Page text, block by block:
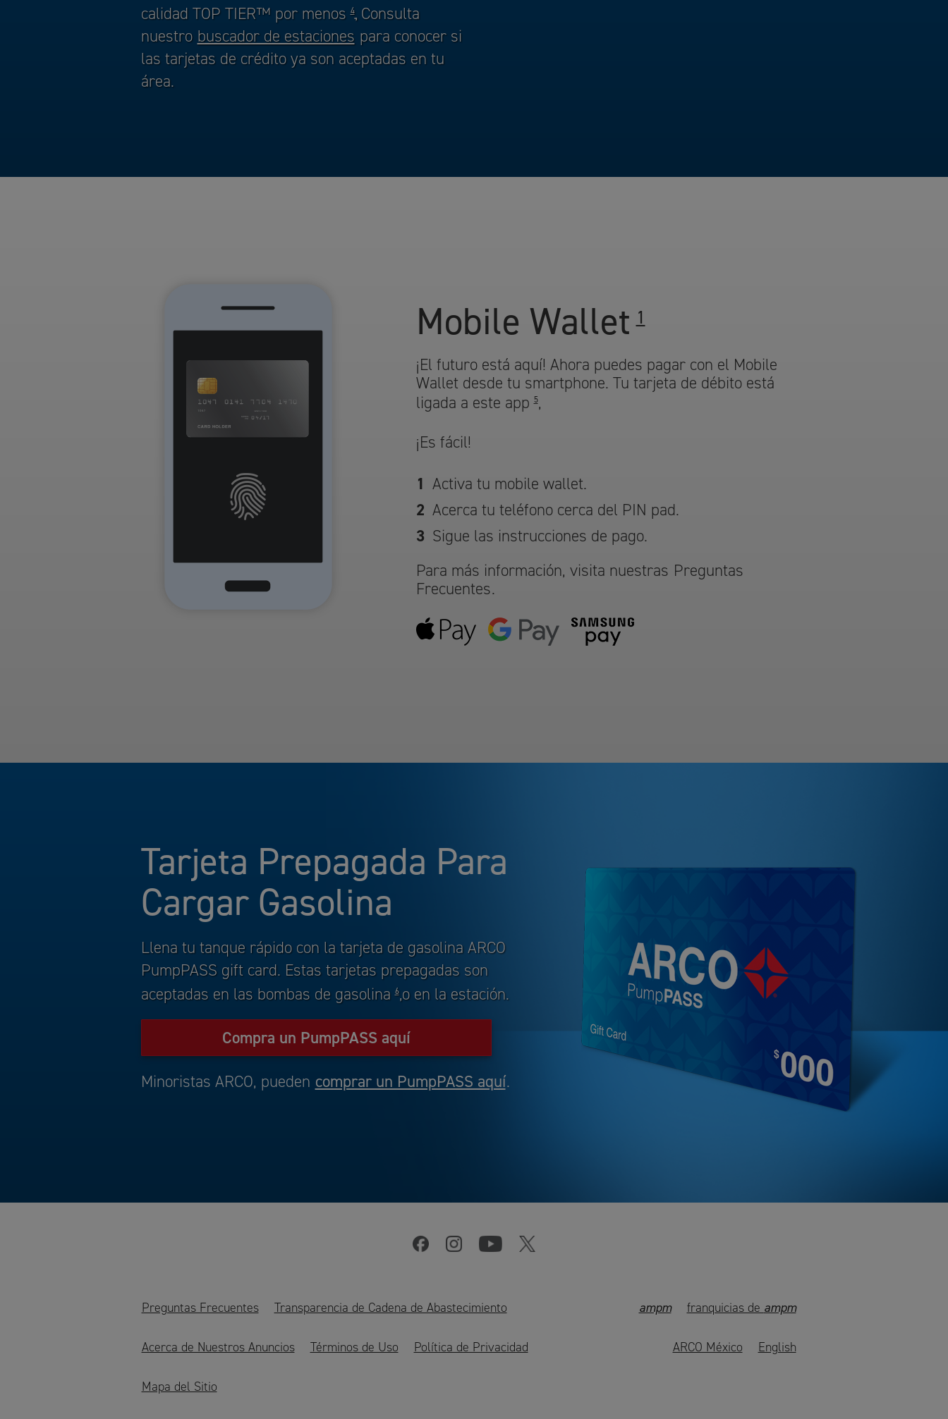
calidad TOP TIER™ por menos4,
. Consulta
nuestro buscador de estaciones para conocer si
las tarjetas de crédito ya son aceptadas en tu
área.
Mobile Wallet 1
¡El futuro está aquí! Ahora puedes pagar con el Mobile
Wallet desde tu smartphone. Tu tarjeta de débito está
ligada a este app5,
¡Es fácil!
Activa tu mobile wallet.
Acerca tu teléfono cerca del PIN pad.
Sigue las instrucciones de pago.
Para más información, visita nuestras Preguntas
Frecuentes.
Tarjeta Prepagada Para
Cargar Gasolina
Llena tu tanque rápido con la tarjeta de gasolina ARCO
PumpPASS gift card. Estas tarjetas prepagadas son
aceptadas en las bombas de gasolina6,
o en la estación.
Compra un PumpPASS aquí
Minoristas ARCO, pueden comprar un PumpPASS aquí.
Preguntas Frecuentes Transparencia de Cadena de Abastecimiento
Acerca de Nuestros Anuncios Términos de Uso Política de Privacidad
Mapa del Sitio
ampm franquicias de ampm
ARCO México English